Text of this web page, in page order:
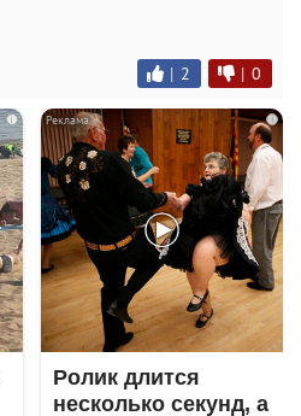
| 2 | 0
i i
Ролик длится
несколько секунд, а